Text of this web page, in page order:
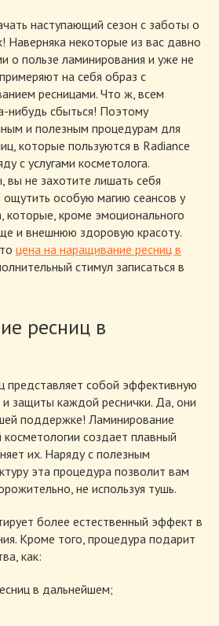
наступающий сезон с заботы о
Наверняка некоторые из вас давно
о пользе ламинирования и уже не
на себя образ с
ресницами. Что ж, всем
нибудь сбыться! Поэтому
и полезным процедурам для
которые пользуются в Radiance
с услугами косметолога.
не захотите лишать себя
особую магию сеансов у
которые, кроме эмоционального
и внешнюю здоровую красоту.
цена на наращивание ресниц в
стимул записаться в
ресниц в
представляет собой эффективную
и защиты каждой реснички. Да, они
поддержке! Ламинирование
косметологии создает плавный
их. Наряду с полезным
эта процедура позволит вам
не используя тушь.
более естественный эффект в
Кроме того, процедура подарит
как:
в дальнейшем;